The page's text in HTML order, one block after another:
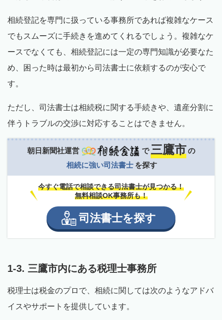
相続登記を専門に扱っている事務所であれば複雑なケース
でもスムーズに手続きを進めてくれるでしょう。複雑なケ
ースでなくても、相続登記には一定の専門知識が必要なた
め、困った時は最初から司法書士に依頼するのが安心で
す。
ただし、司法書士は相続税に関する手続きや、遺産分割に
伴うトラブルの交渉に対応することはできません。
朝日新聞社運営 で 三鷹市 の
相続に強い司法書士 を探す
今すぐ電話で相談できる司法書士が見つかる！
無料相談OK事務所も！
司法書士を探す
1-3. 三鷹市内にある税理士事務所
税理士は税金のプロで、相続に関しては次のようなアドバ
イスやサポートを提供しています。